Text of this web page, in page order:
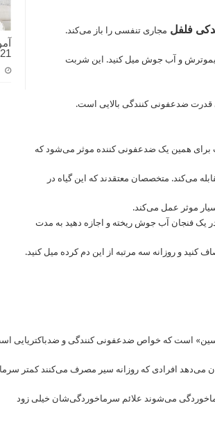
21 روش جالب و زیبا
فلفل مجاری تنفسی را باز می‌کند.
و آب جوش میل کنید. این شربت
قدرت ضدعفونی کنندگی بالایی است.
همین یک ضدعفونی کننده موثر می‌شود که
می‌کند. متخصصان معتقدند که این گیاه در
موثر عمل می‌کند.
یک فنجان آب جوش ریخته و اجازه دهید به مدت
است که خواص ضدعفونی کنندگی و ضدباکتریایی
می‌دهد افرادی که روزانه سیر مصرف می‌کنند کمتر سرما
می‌شوند علائم سرماخوردگی‌شان خیلی زود